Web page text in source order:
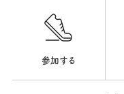
参加する